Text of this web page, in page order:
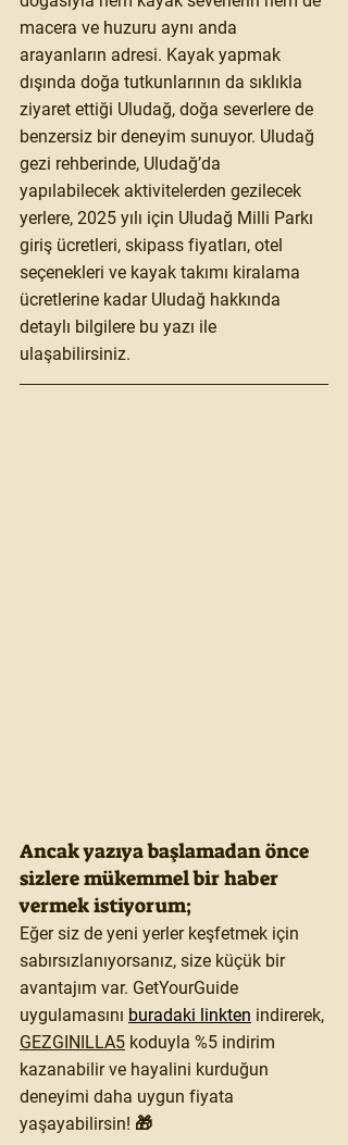
macera ve huzuru aynı anda
arayanların adresi. Kayak yapmak
dışında doğa tutkunlarının da sıklıkla
ziyaret ettiği Uludağ, doğa severlere de
benzersiz bir deneyim sunuyor. Uludağ
gezi rehberinde, Uludağ’da
yapılabilecek aktivitelerden gezilecek
yerlere, 2025 yılı için Uludağ Milli Parkı
giriş ücretleri, skipass fiyatları, otel
seçenekleri ve kayak takımı kiralama
ücretlerine kadar Uludağ hakkında
detaylı bilgilere bu yazı ile
ulaşabilirsiniz.
Ancak yazıya başlamadan önce
sizlere mükemmel bir haber
vermek istiyorum;
Eğer siz de yeni yerler keşfetmek için
sabırsızlanıyorsanız, size küçük bir
avantajım var. GetYourGuide
uygulamasını buradaki linkten indirerek,
GEZGINILLA5 koduyla %5 indirim
kazanabilir ve hayalini kurduğun
deneyimi daha uygun fiyata
yaşayabilirsin! 🎁